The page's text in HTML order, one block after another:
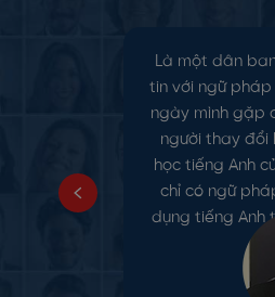
Là một dân
tin với ngữ
ngày mình gặp
người thay đổi
học tiếng Anh
chỉ có ngữ
dụng tiếng Anh